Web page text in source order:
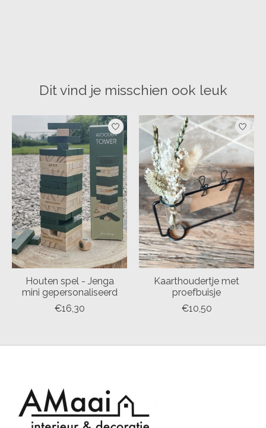
Dit vind je misschien ook leuk
Items van productcarrousel
Houten spel - Jenga
mini gepersonaliseerd
€16,30
Kaarthoudertje met
proefbuisje
€10,50